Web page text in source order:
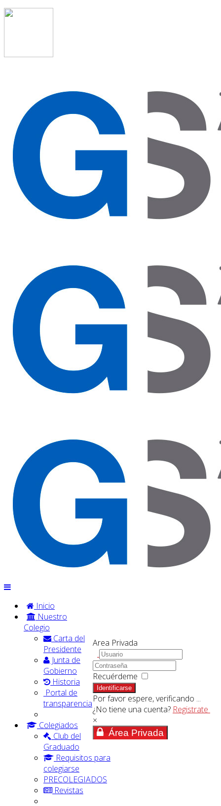
Area Privada
Recuérdeme
Identificarse
Por favor espere, verificando ...
¿No tiene una cuenta? Registrate
×
Área Privada
Inicio
Nuestro
Colegio
Carta del
Presidente
Junta de
Gobierno
Historia
Portal de
transparencia
Colegiados
Club del
Graduado
Requisitos para
colegiarse
PRECOLEGIADOS
Revistas